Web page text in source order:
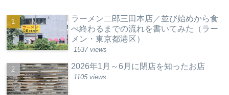
ラーメン二郎三田本店／並び始めから食
べ終わるまでの流れを書いてみた（ラー
メン・東京都港区）
1537 views
2026年1月～6月に閉店を知ったお店
1105 views